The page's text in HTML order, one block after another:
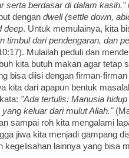
serta berdasar di dalam kasih."
dengan dwell (settle down,
deep. Untuk memulainya, kita
timbul dari pendengaran, dan
Mulailah peduli dan
kita butuh makan agar tetap
bisa diisi dengan firman-
kita dari apapun bentuk
"Ada tertulis: Manusia
keluar dari mulut Allah."
sampai roh kita mengalami
jiwa kita menjadi gampang
kegelisahan lainnya yang bisa